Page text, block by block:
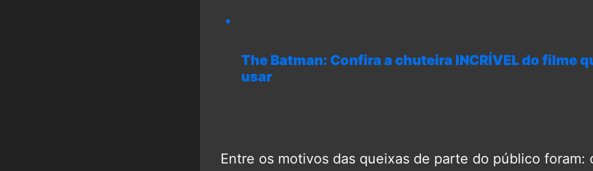
The Batman: Confira a chuteira INCRÍVEL do filme
usar
Entre os motivos das queixas de parte do público foram: